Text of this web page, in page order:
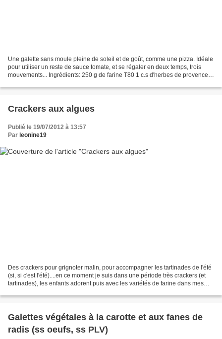
Une galette sans moule pleine de soleil et de goût, comme une pizza. Idéale
pour utiliser un reste de sauce tomate, et se régaler en deux temps, trois
mouvements... Ingrédients: 250 g de farine T80 1 c.s d'herbes de provence
Crackers aux algues
Publié le 19/07/2012 à 13:57
Par leonine19
Des crackers pour grignoter malin, pour accompagner les tartinades de l'été
(si, si c'est l'été)....en ce moment je suis dans une période très crackers (et
tartinades), les enfants adorent puis avec les variétés de farine dans mes
Galettes végétales à la carotte et aux fanes de
radis (ss oeufs, ss PLV)